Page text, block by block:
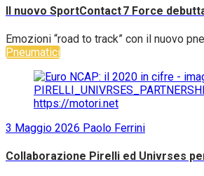
Il nuovo SportContact 7 Force
Emozioni “road to track” con il nuovo
Pneumatici
3 Maggio 2026 Paolo Ferrini
Collaborazione Pirelli ed Univrses